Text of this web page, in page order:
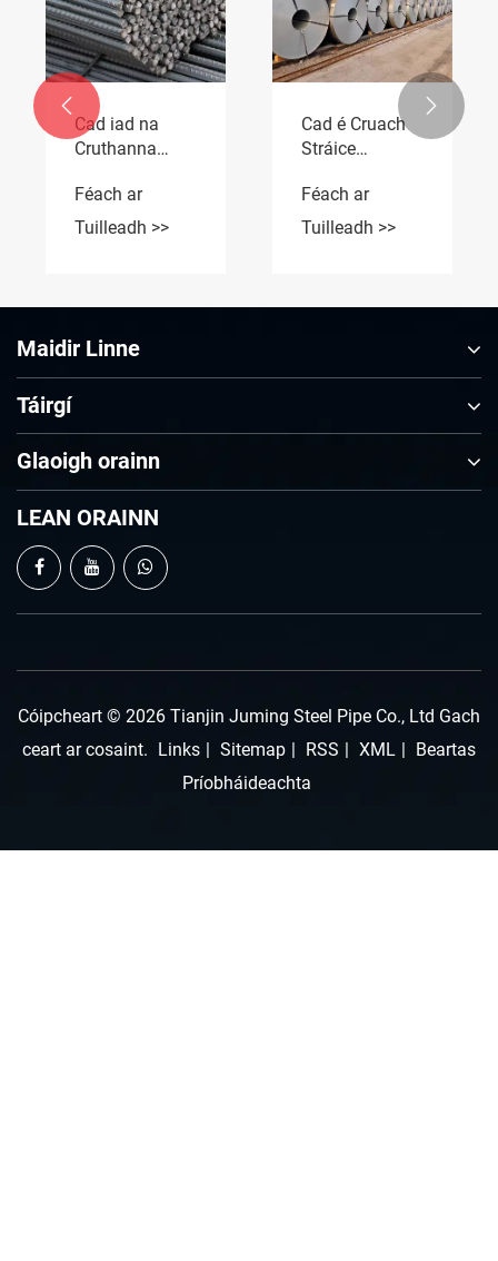
Cad iad na
Cruthanna
Struchtúrtha is
Coitianta a
Féach ar
Tuilleadh >>
Cad é Cruach
Stráice
Neart agus Cén
Fáth a Bhfuil
Féach ar
Tuilleadh >>
 
Maidir Linne
Táirgí
Glaoigh orainn
LEAN ORAINN
Cóipcheart © 2026 Tianjin Juming Steel Pipe Co., Ltd Gach
ceart ar cosaint. Links | Sitemap | RSS | XML | Beartas
Príobháideachta